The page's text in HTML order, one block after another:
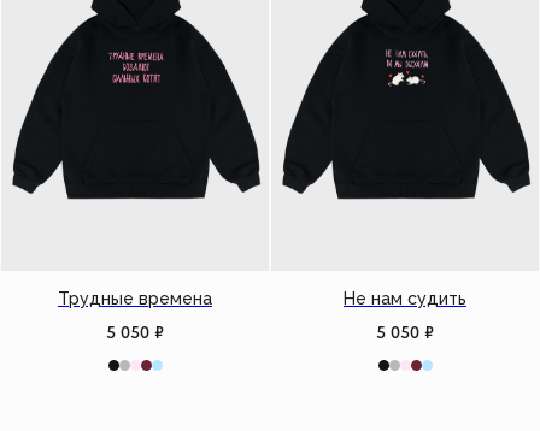
Трудные времена
5 050 ₽
Не нам судить
5 050 ₽
Работаем с 2021 года
и за это время с нами уже
более 40 тысяч клиентов
Спасибо за доверие, мы это ценим!